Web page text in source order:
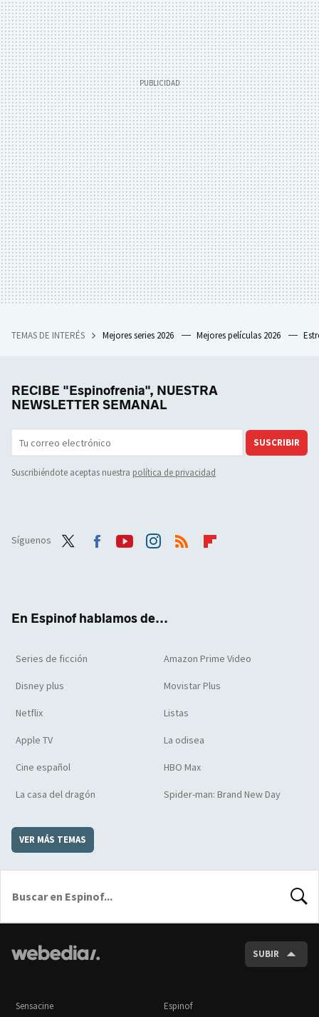
TEMAS DE INTERÉS Mejores series 2026 Mejores películas 2026
RECIBE "Espinofrenia", NUESTRA
NEWSLETTER SEMANAL
SUSCRIBIR
Suscribiéndote aceptas nuestra política de privacidad
Síguenos
En Espinof hablamos de...
Series de ficción Amazon Prime Video
Disney plus Movistar Plus
Netflix Listas
Apple TV La odisea
Cine español HBO Max
La casa del dragón Spider-man: Brand New Day
VER MÁS TEMAS
SUBIR
Sensacine Espinof